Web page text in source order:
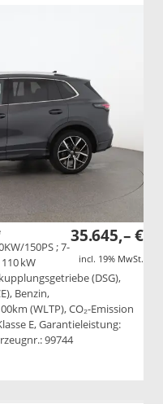
35.645,– €
incl. 19% MwSt.
150PS ; 7-
kW
(DSG),
Benzin,
(WLTP), CO₂-Emission
E, Garantieleistung:
99744